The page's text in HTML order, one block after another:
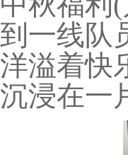
到一线队
洋溢着快
沉浸在一